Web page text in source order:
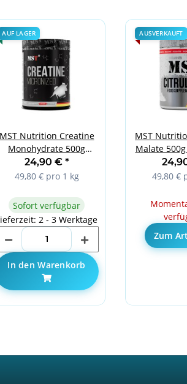
AUF LAGER
MST Nutrition Creatine
Monohydrate 500g
Unflavored
24,90 € *
49,80 € pro 1 kg
Sofort verfügbar
2 - 3 Werktage
In den Warenkorb
AUSVERKAUFT
MST
Malate
49,80 €
Zum